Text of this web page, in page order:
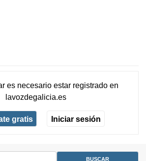
es necesario estar registradoen
lavozdegalicia.es
gratis Iniciar sesión